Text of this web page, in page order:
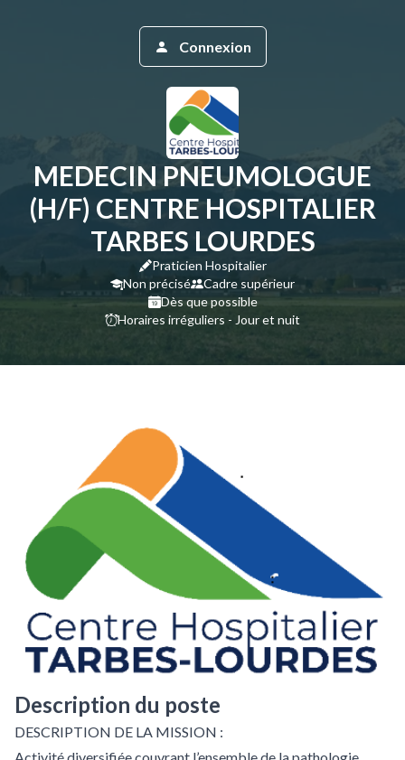
MEDECIN PNEUMOLOGUE
(H/F) CENTRE HOSPITALIER
TARBES LOURDES
Praticien Hospitalier
Non précisé
Cadre supérieur
Dès que possible
Horaires irréguliers - Jour et nuit
Connexion
Description du poste
DESCRIPTION DE LA MISSION :